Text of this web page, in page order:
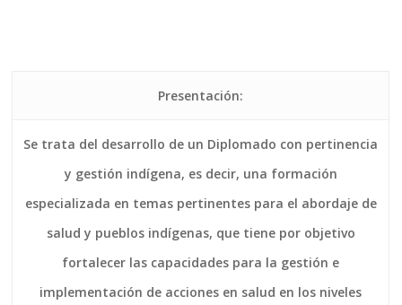
Presentación:
Se trata del desarrollo de un Diplomado con pertinencia
y gestión indígena, es decir, una formación
especializada en temas pertinentes para el abordaje de
salud y pueblos indígenas, que tiene por objetivo
fortalecer las capacidades para la gestión e
implementación de acciones en salud en los niveles